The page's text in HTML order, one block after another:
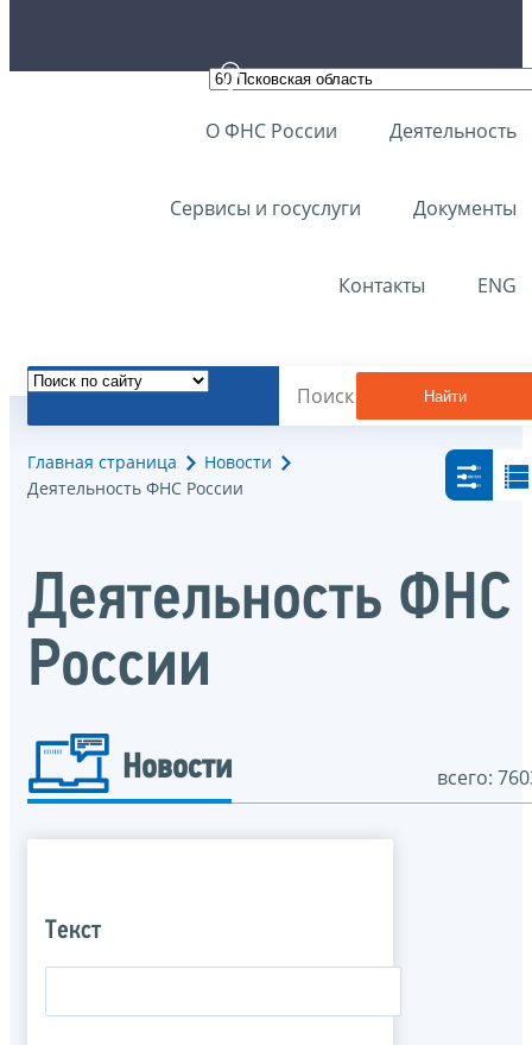
О ФНС России Деятельность
Сервисы и госуслуги Документы
Контакты ENG
Найти
Главная страница
Новости
Деятельность ФНС России
Деятельность ФНС
России
Новости всего:
Текст